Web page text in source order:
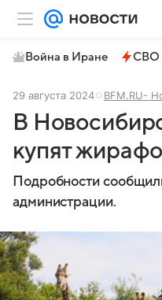
Война в Иране СВО
29 августа 2024 BFM.RU-
В
купят
Подробности
администрации.